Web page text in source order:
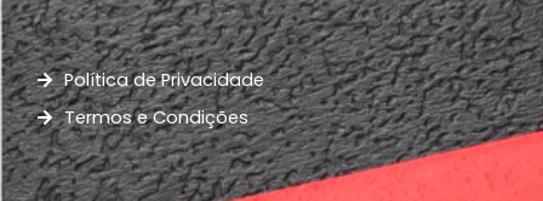
Política de Privacidade
Termos e Condições